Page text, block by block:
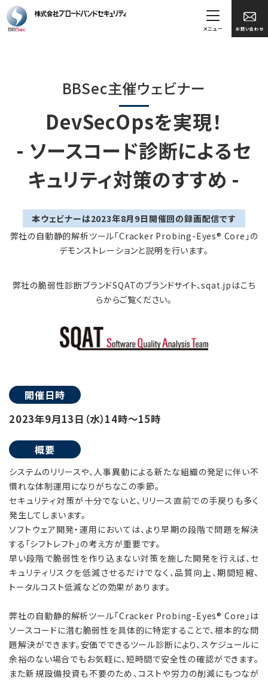
お問い合わせ
メニュー
BBSec主催ウェビナー
DevSecOpsを実現！
- ソースコード診断によるセ
キュリティ対策のすすめ -
本ウェビナーは2023年8月9日開催回の録画配信です
弊社の自動静的解析ツール「Cracker Probing-Eyes® Core」の
デモンストレーションと説明を行います。
弊社の脆弱性診断ブランドSQATのブランドサイト、sqat.jpはこち
らからご覧ください。
開催日時
2023年9月13日（水）14時～15時
概要
システムのリリースや、人事異動による新たな組織の発足に伴い不
慣れな体制運用になりがちなこの季節。
セキュリティ対策が十分でないと、リリース直前での手戻りも多く
発生してしまいます。
ソフトウェア開発・運用においては、より早期の段階で問題を解決
する「シフトレフト」の考え方が重要です。
早い段階で脆弱性を作り込まない対策を施した開発を行えば、セ
キュリティリスクを低減させるだけでなく、品質向上、期間短縮、
トータルコスト低減などの効果があります。
弊社の自動静的解析ツール「Cracker Probing-Eyes® Core」は
ソースコードに潜む脆弱性を具体的に特定することで、根本的な問
題解決ができます。安価でできるツール診断により、スケジュールに
余裕のない場合でもお気軽に、短時間で安全性の確認ができます。
また新規設備投資も不要のため、コストや労力の削減にもつなが